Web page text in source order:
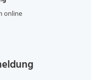
online